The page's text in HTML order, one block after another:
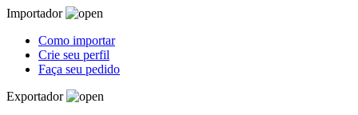
Importador
Como importar
Crie seu perfil
Faça seu pedido
Exportador